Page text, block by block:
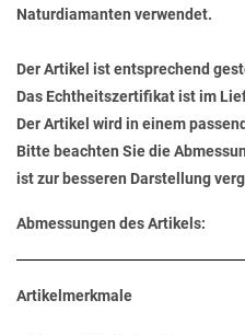
Naturdiamanten verwendet.
Der Artikel ist entsprechend
Das Echtheitszertifikat ist im
Der Artikel wird in einem
Bitte beachten Sie die
ist zur besseren Darstellung
Abmessungen des Artikels:
Artikelmerkmale